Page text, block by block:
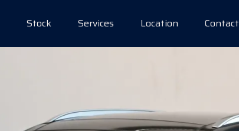
Stock Services Location Contact